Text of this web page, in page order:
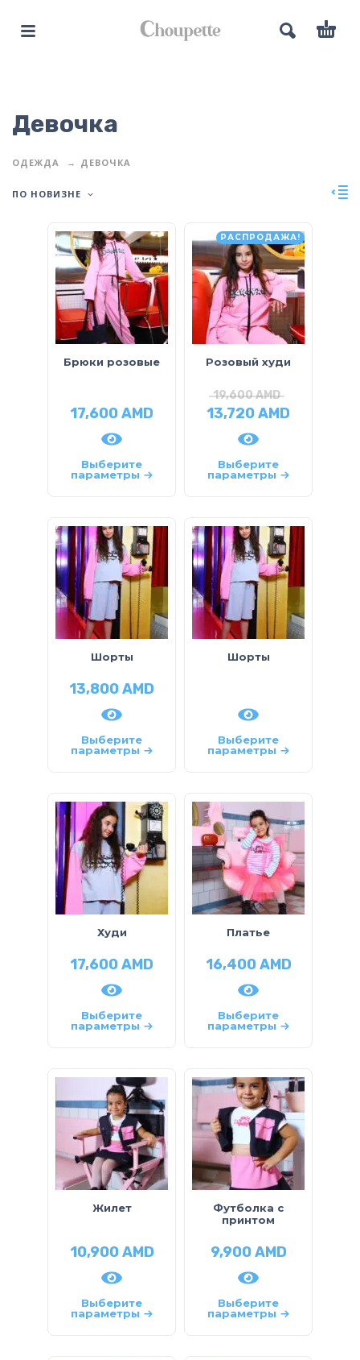
Девочка
ОДЕЖДА ДЕВОЧКА
ПО НОВИЗНЕ
Брюки розовые
17,600AMD
Выберите
параметры
РАСПРОДАЖА!
Розовый худи
19,600AMD
13,720AMD
Выберите
параметры
Шорты
13,800AMD
Выберите
параметры
Шорты
Выберите
параметры
Худи
17,600AMD
Выберите
параметры
Платье
16,400AMD
Выберите
параметры
Жилет
10,900AMD
Выберите
параметры
Футболка с
принтом
9,900AMD
Выберите
параметры